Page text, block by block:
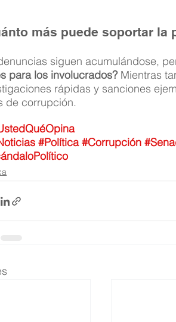
más puede soportar la
siguen acumulándose,
para los involucrados? Mientras
rápidas y sanciones
de corrupción.
#Política #Corrupción